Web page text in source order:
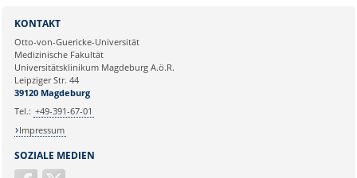
Ihre E-Mailadresse:
Ihr Anliegen:
SOZIALE MEDIEN
KONTAKT
Otto-von-Guericke-Universität
Medizinische Fakultät
Universitätsklinikum Magdeburg A.ö.R.
Leipziger Str. 44
39120 Magdeburg
Tel.: +49-391-67-01
Impressum